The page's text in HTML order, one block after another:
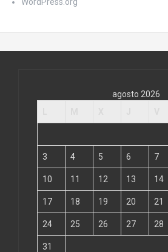
agosto 2026
3 4 5 6 7
10 11 12 13 14
17 18 19 20 21
24 25 26 27 28
31